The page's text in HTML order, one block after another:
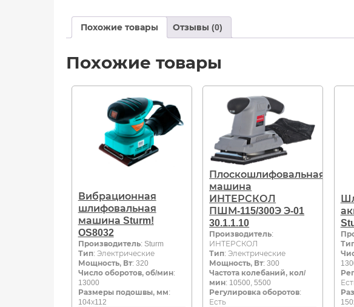
Похожие товары Отзывы (0)
Похожие товары
Вибрационная
шлифовальная
машина Sturm!
OS8032
Производитель: Sturm
Тип: Электрические
Мощность, Вт: 320
Число оборотов, об/мин:
13000
Размеры подошвы, мм:
104х112
Плоскошлифовальная
машина
ИНТЕРСКОЛ
ПШМ-115/300Э Э-01
30.1.1.10
Производитель:
ИНТЕРСКОЛ
Тип: Электрические
Мощность, Вт: 300
Частота колебаний, кол/
мин: 10500, 5500
Регулировка оборотов:
Есть